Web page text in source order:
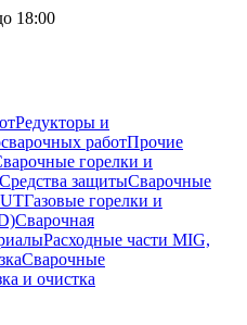
18:00
Редукторы и
работПрочие
горелки и
Средства защитыСварочные
Газовые горелки и
Сварочная
Расходные части MIG,
Сварочные
и очистка